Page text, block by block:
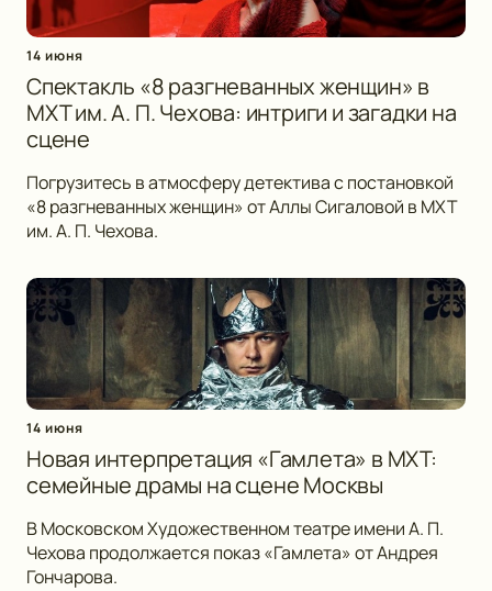
14 июня
Спектакль «8 разгневанных женщин» в
МХТ им. А. П. Чехова: интриги и загадки на
сцене
Погрузитесь в атмосферу детектива с постановкой
«8 разгневанных женщин» от Аллы Сигаловой в МХТ
им. А. П. Чехова.
14 июня
Новая интерпретация «Гамлета» в МХТ:
семейные драмы на сцене Москвы
В Московском Художественном театре имени А. П.
Чехова продолжается показ «Гамлета» от Андрея
Гончарова.